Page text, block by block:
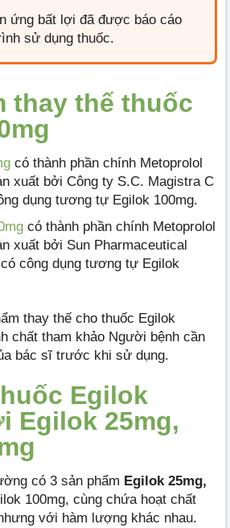
ứng bất lợi đã được báo cáo
sử dụng thuốc.
thay thế thuốc
có thành phần chính Metoprolol
xuất bởi Công ty S.C. Magistra C
dụng tương tự Egilok 100mg.
có thành phần chính Metoprolol
xuất bởi Sun Pharmaceutical
công dụng tương tự Egilok
thay thế cho thuốc Egilok
chất tham khảo Người bệnh cần
bác sĩ trước khi sử dụng.
Egilok
Egilok 25mg,
có 3 sản phẩm Egilok 25mg,
100mg, cùng chứa hoạt chất
với hàm lượng khác nhau.